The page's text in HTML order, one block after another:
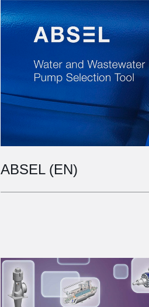
ABSEL (EN)